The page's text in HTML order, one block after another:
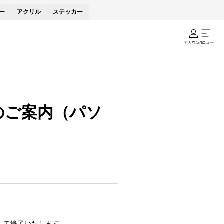
アクリル ステッカー
アカウントメニュー
案内（パソ